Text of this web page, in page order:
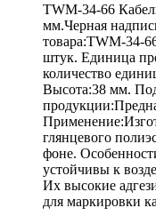
TWM-34-66
мм.Черная
товара:TWM-34-
штук. Единица
количество
Высота:38 мм.
глянцевого
фоне.
устойчивы к
Их высокие
для маркировки